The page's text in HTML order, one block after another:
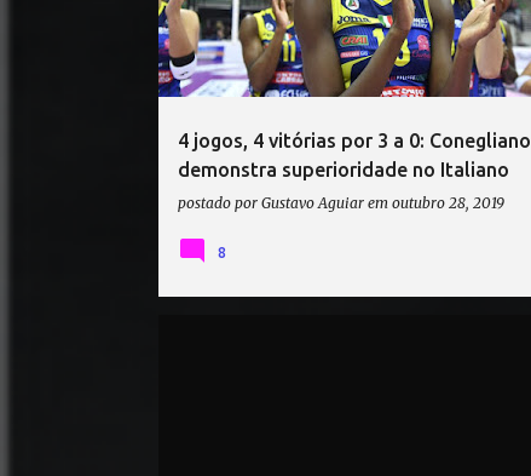
4 jogos, 4 vitórias por 3 a 0: Conegliano
demonstra superioridade no Italiano
postado por Gustavo Aguiar em outubro 28, 2019
8